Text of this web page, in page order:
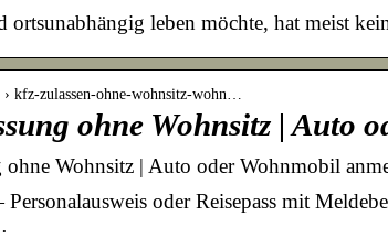
ortsunabhängig leben möchte, hat meist
kfz-zulassen-ohne-wohnsitz-wohn…
ohne Wohnsitz | Auto
Wohnsitz | Auto oder Wohnmobil
oder Reisepass mit